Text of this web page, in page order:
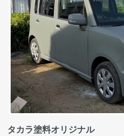
タカラ塗料オリジナル